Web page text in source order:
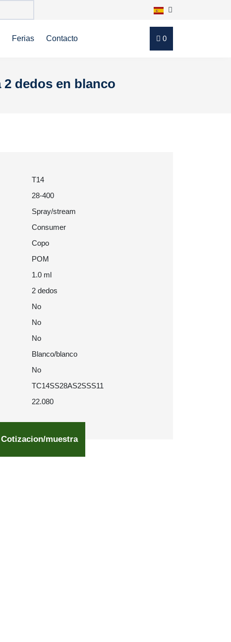
Ferias Contacto 0
dedos en blanco
T14
28-400
Spray/stream
Consumer
Copo
POM
1.0 ml
2 dedos
No
No
No
Blanco/blanco
No
TC14SS28AS2SSS11
22.080
Cotizacion/muestra